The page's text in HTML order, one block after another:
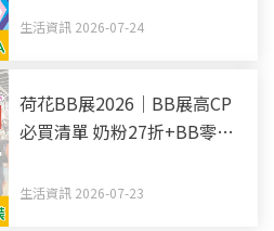
備！
生活資訊 2026-07-24
荷花BB展2026｜BB展高CP
必買清單 奶粉27折+BB零食
生活資訊 2026-07-23